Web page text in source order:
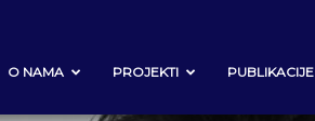
O NAMA PROJEKTI PUBLIKACIJE